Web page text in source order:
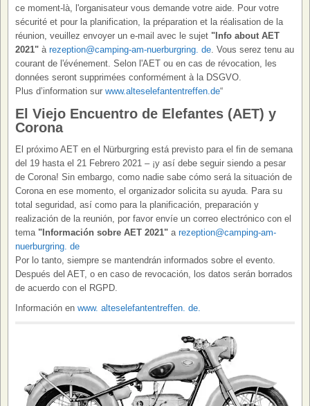
ce moment-là, l'organisateur vous demande votre aide. Pour votre
sécurité et pour la planification, la préparation et la réalisation de la
réunion, veuillez envoyer un e-mail avec le sujet "Info about AET
2021" à rezeption@camping-am-nuerburgring. de . Vous serez tenu au
courant de l'événement. Selon l'AET ou en cas de révocation, les
données seront supprimées conformément à la DSGVO.
Plus d’information sur www.alteselefantentreffen.de“
El Viejo Encuentro de Elefantes (AET) y
Corona
El próximo AET en el Nürburgring está previsto para el fin de semana
del 19 hasta el 21 Febrero 2021 – ¡y así debe seguir siendo a pesar
de Corona! Sin embargo, como nadie sabe cómo será la situación de
Corona en ese momento, el organizador solicita su ayuda. Para su
total seguridad, así como para la planificación, preparación y
realización de la reunión, por favor envíe un correo electrónico con el
tema "Información sobre AET 2021" a rezeption@camping-am-
nuerburgring. de
Por lo tanto, siempre se mantendrán informados sobre el evento.
Después del AET, o en caso de revocación, los datos serán borrados
de acuerdo con el RGPD.
Información en www. alteselefantentreffen. de.